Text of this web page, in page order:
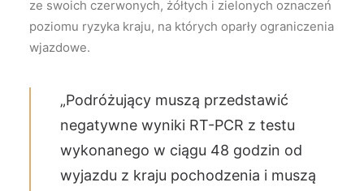
ze swoich czerwonych, żółtych i zielonych oznaczeń
poziomu ryzyka kraju, na których oparły ograniczenia
wjazdowe.
„Podróżujący muszą przedstawić
negatywne wyniki RT-PCR z testu
wykonanego w ciągu 48 godzin od
wyjazdu z kraju pochodzenia i muszą